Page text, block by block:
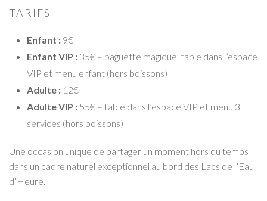
TARIFS
Enfant : 9€
Enfant VIP : 35€ – baguette magique, table dans l’espace
VIP et menu enfant (hors boissons)
Adulte : 12€
Adulte VIP : 55€ – table dans l’espace VIP et menu 3
services (hors boissons)
Une occasion unique de partager un moment hors du temps
dans un cadre naturel exceptionnel au bord des Lacs de l’Eau
d’Heure.